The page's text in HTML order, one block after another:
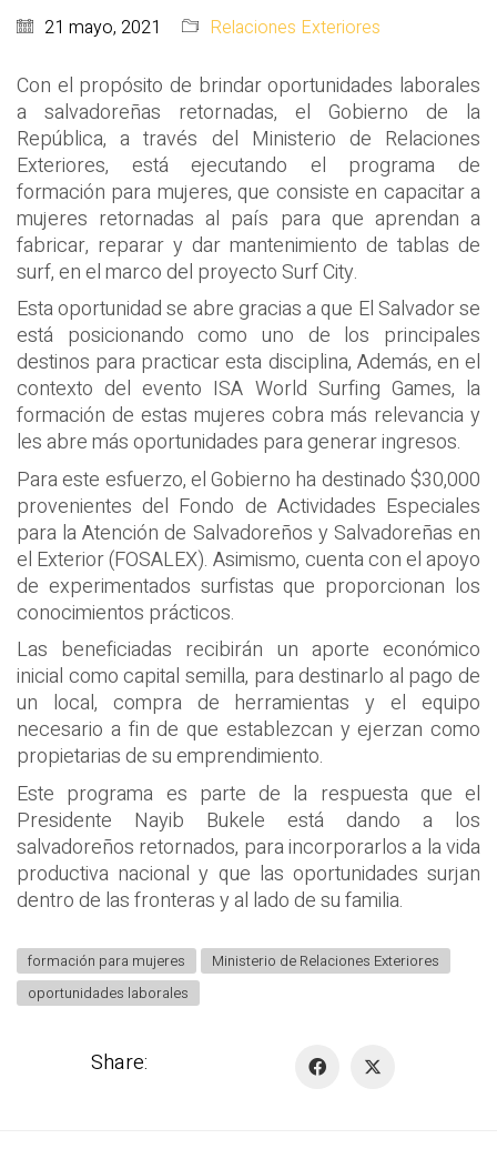
21 mayo, 2021 Relaciones Exteriores
Con el propósito de brindar oportunidades laborales
a salvadoreñas retornadas, el Gobierno de la
República, a través del Ministerio de Relaciones
Exteriores, está ejecutando el programa de
formación para mujeres, que consiste en capacitar a
mujeres retornadas al país para que aprendan a
fabricar, reparar y dar mantenimiento de tablas de
surf, en el marco del proyecto Surf City.
Esta oportunidad se abre gracias a que El Salvador se
está posicionando como uno de los principales
destinos para practicar esta disciplina, Además, en el
contexto del evento ISA World Surfing Games, la
formación de estas mujeres cobra más relevancia y
les abre más oportunidades para generar ingresos.
Para este esfuerzo, el Gobierno ha destinado $30,000
provenientes del Fondo de Actividades Especiales
para la Atención de Salvadoreños y Salvadoreñas en
el Exterior (FOSALEX). Asimismo, cuenta con el apoyo
de experimentados surfistas que proporcionan los
conocimientos prácticos.
Las beneficiadas recibirán un aporte económico
inicial como capital semilla, para destinarlo al pago de
un local, compra de herramientas y el equipo
necesario a fin de que establezcan y ejerzan como
propietarias de su emprendimiento.
Este programa es parte de la respuesta que el
Presidente Nayib Bukele está dando a los
salvadoreños retornados, para incorporarlos a la vida
productiva nacional y que las oportunidades surjan
dentro de las fronteras y al lado de su familia.
formación para mujeres
Ministerio de Relaciones Exteriores
oportunidades laborales
Share: